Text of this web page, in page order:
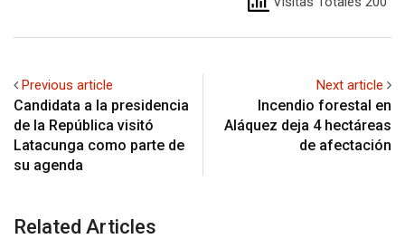
Previous article
Candidata a la presidencia
de la República visitó
Latacunga como parte de
su agenda
Next article
Incendio forestal en
Aláquez deja 4 hectáreas
de afectación
Related Articles